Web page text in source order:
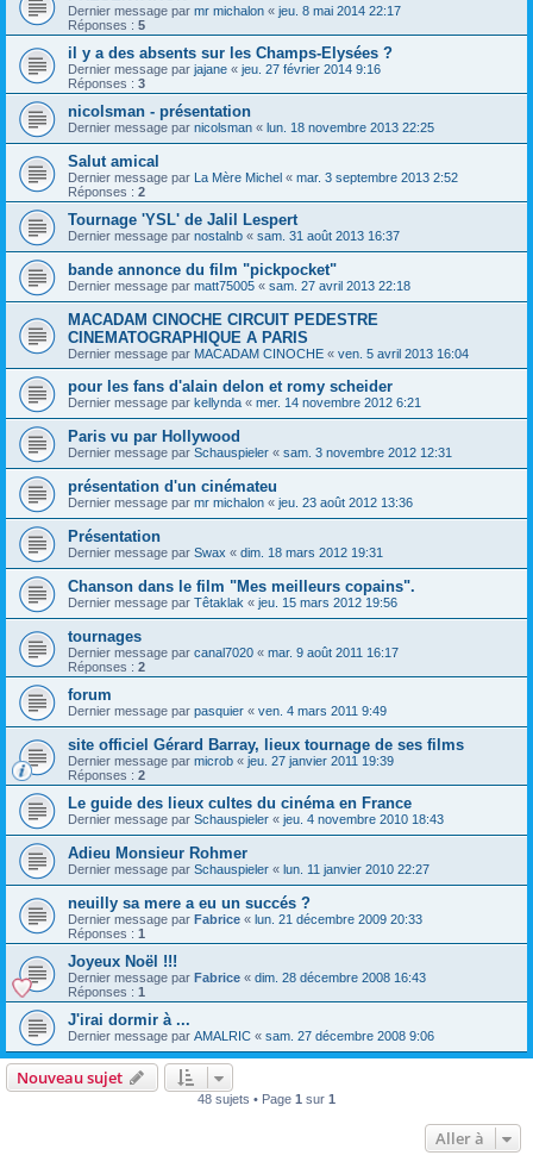
Dernier message par mr michalon « jeu. 8 mai 2014 22:17
Réponses : 5
il y a des absents sur les Champs-Elysées ?
Dernier message par jajane « jeu. 27 février 2014 9:16
Réponses : 3
nicolsman - présentation
Dernier message par nicolsman « lun. 18 novembre 2013 22:25
Salut amical
Dernier message par La Mère Michel « mar. 3 septembre 2013 2:52
Réponses : 2
Tournage 'YSL' de Jalil Lespert
Dernier message par nostalnb « sam. 31 août 2013 16:37
bande annonce du film "pickpocket"
Dernier message par matt75005 « sam. 27 avril 2013 22:18
MACADAM CINOCHE CIRCUIT PEDESTRE
CINEMATOGRAPHIQUE A PARIS
Dernier message par MACADAM CINOCHE « ven. 5 avril 2013 16:04
pour les fans d'alain delon et romy scheider
Dernier message par kellynda « mer. 14 novembre 2012 6:21
Paris vu par Hollywood
Dernier message par Schauspieler « sam. 3 novembre 2012 12:31
présentation d'un cinémateu
Dernier message par mr michalon « jeu. 23 août 2012 13:36
Présentation
Dernier message par Swax « dim. 18 mars 2012 19:31
Chanson dans le film "Mes meilleurs copains".
Dernier message par Têtaklak « jeu. 15 mars 2012 19:56
tournages
Dernier message par canal7020 « mar. 9 août 2011 16:17
Réponses : 2
forum
Dernier message par pasquier « ven. 4 mars 2011 9:49
site officiel Gérard Barray, lieux tournage de ses films
Dernier message par microb « jeu. 27 janvier 2011 19:39
Réponses : 2
Le guide des lieux cultes du cinéma en France
Dernier message par Schauspieler « jeu. 4 novembre 2010 18:43
Adieu Monsieur Rohmer
Dernier message par Schauspieler « lun. 11 janvier 2010 22:27
neuilly sa mere a eu un succés ?
Dernier message par Fabrice « lun. 21 décembre 2009 20:33
Réponses : 1
Joyeux Noël !!!
Dernier message par Fabrice « dim. 28 décembre 2008 16:43
Réponses : 1
J'irai dormir à ...
Dernier message par AMALRIC « sam. 27 décembre 2008 9:06
Nouveau sujet
48 sujets • Page 1 sur 1
Aller à